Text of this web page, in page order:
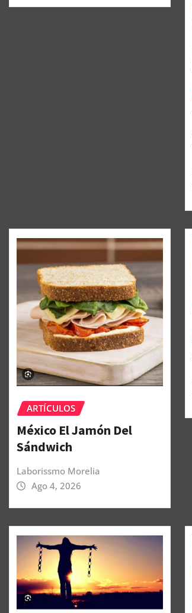
ARTÍCULOS
México El Jamón Del
Sándwich
Laborissmo Morelia
Ago 4, 2026